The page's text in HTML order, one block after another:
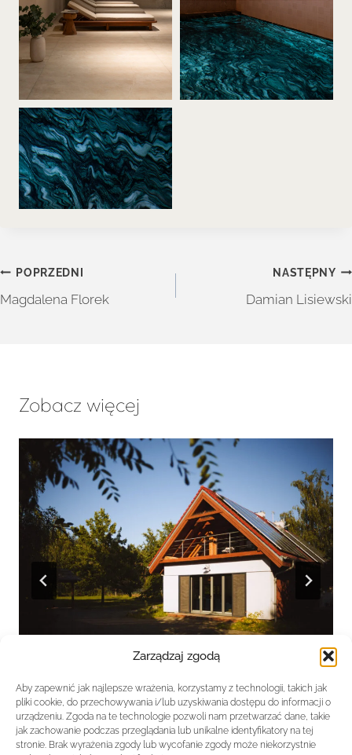
Zarządzaj zgodą
Aby zapewnić jak najlepsze wrażenia, korzystamy z technologii, takich jak
pliki cookie, do przechowywania i/lub uzyskiwania dostępu do informacji o
urządzeniu. Zgoda na te technologie pozwoli nam przetwarzać dane, takie
jak zachowanie podczas przeglądania lub unikalne identyfikatory na tej
stronie. Brak wyrażenia zgody lub wycofanie zgody może niekorzystnie
Nawigacja
wpisu
POPRZEDNI
Magdalena Florek
NASTĘPNY
Damian Lisiewski
Zobacz więcej